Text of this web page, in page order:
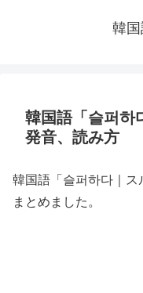
韓
韓国語「슬퍼하
発音、読み方
韓国語「슬퍼하다｜
まとめました。